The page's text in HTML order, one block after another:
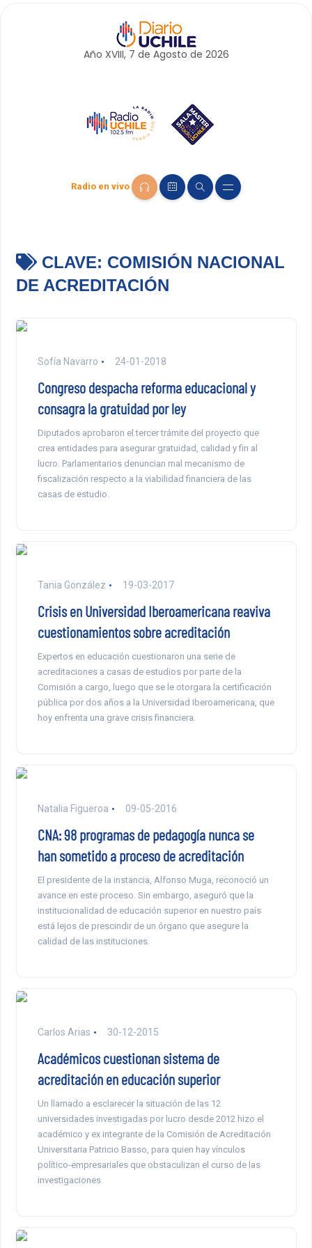
Año XVIII, 7 de Agosto de 2026
Radio en vivo
CLAVE: COMISIÓN NACIONAL
DE ACREDITACIÓN
Sofía Navarro 24-01-2018
Congreso despacha reforma educacional y
consagra la gratuidad por ley
Diputados aprobaron el tercer trámite del proyecto que
crea entidades para asegurar gratuidad, calidad y fin al
lucro. Parlamentarios denuncian mal mecanismo de
fiscalización respecto a la viabilidad financiera de las
casas de estudio.
Tania González 19-03-2017
Crisis en Universidad Iberoamericana reaviva
cuestionamientos sobre acreditación
Expertos en educación cuestionaron una serie de
acreditaciones a casas de estudios por parte de la
Comisión a cargo, luego que se le otorgara la certificación
pública por dos años a la Universidad Iberoamericana, que
hoy enfrenta una grave crisis financiera.
Natalia Figueroa 09-05-2016
CNA: 98 programas de pedagogía nunca se
han sometido a proceso de acreditación
El presidente de la instancia, Alfonso Muga, reconoció un
avance en este proceso. Sin embargo, aseguró que la
institucionalidad de educación superior en nuestro país
está lejos de prescindir de un órgano que asegure la
calidad de las instituciones.
Carlos Arias 30-12-2015
Académicos cuestionan sistema de
acreditación en educación superior
Un llamado a esclarecer la situación de las 12
universidades investigadas por lucro desde 2012 hizo el
académico y ex integrante de la Comisión de Acreditación
Universitaria Patricio Basso, para quien hay vínculos
político-empresariales que obstaculizan el curso de las
investigaciones.